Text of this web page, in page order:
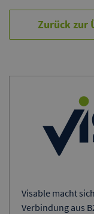
Zurück zur
Visable macht
Verbindung aus